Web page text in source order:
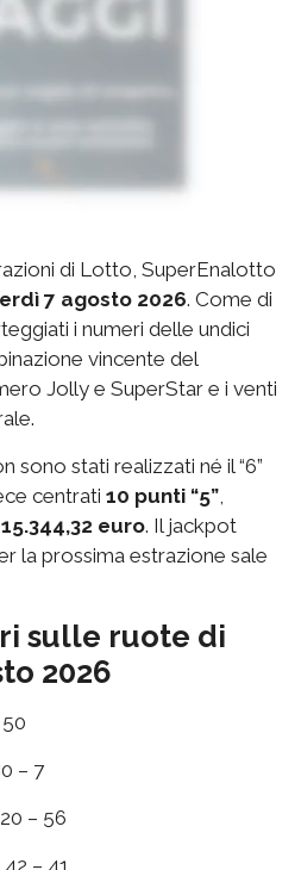
di Lotto, SuperEnalotto
7 agosto 2026. Come di
i numeri delle undici
vincente del
Jolly e SuperStar e i venti
sono stati realizzati né il “6”
centrati 10 punti “5”,
15.344,32 euro. Il jackpot
la prossima estrazione sale
sulle ruote di
2026
50
– 7
– 56